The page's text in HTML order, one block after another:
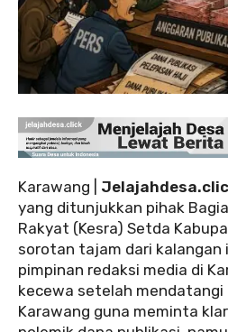
‎Karawang |
yang ditunjukkan pihak
Rakyat (Kesra) Setda
sorotan tajam dari kalangan
pimpinan redaksi media di
kecewa setelah mendatangi
Karawang guna meminta